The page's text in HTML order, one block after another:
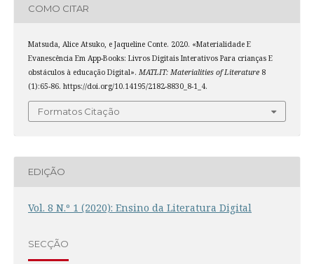
COMO CITAR
Matsuda, Alice Atsuko, e Jaqueline Conte. 2020. «Materialidade E
Evanescência Em App-Books: Livros Digitais Interativos Para crianças E
obstáculos à educação Digital». MATLIT: Materialities of Literature8
(1):65-86. https://doi.org/10.14195/2182-8830_8-1_4.
Formatos Citação
EDIÇÃO
Vol. 8 N.º 1 (2020): Ensino da Literatura Digital
SECÇÃO